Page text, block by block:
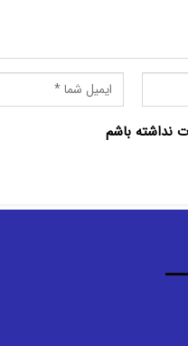
نداشته باشم